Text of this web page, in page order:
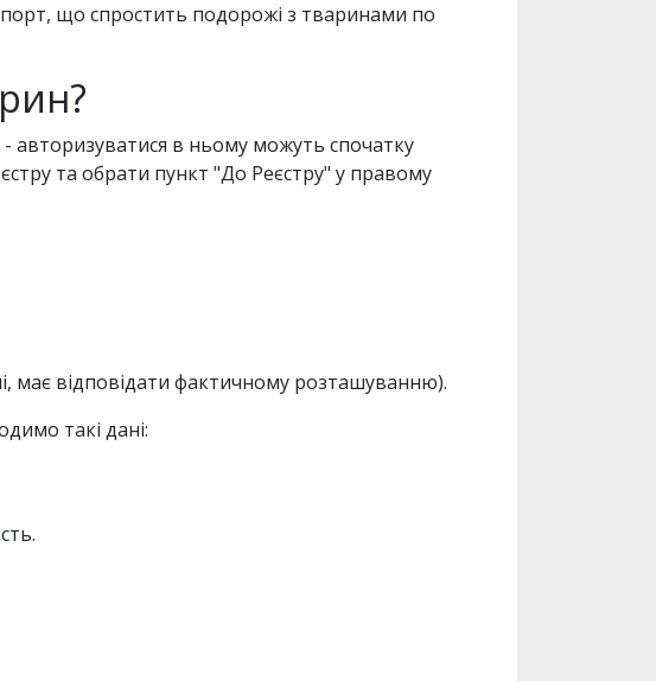
що спростить подорожі з тваринами по
в ньому можуть спочатку
та обрати пункт "До Реєстру" у правому
має відповідати фактичному розташуванню).
такі дані: